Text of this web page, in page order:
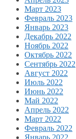
Март 2023
Февраль 2023
Январь 2023
Декабрь 2022
Ноябрь 2022
Октябрь 2022
Сентябрь 2022
Август 2022
Июль 2022
Июнь 2022
Май 2022
Апрель 2022
Март 2022
Февраль 2022
Январь 2022